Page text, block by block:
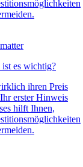
es wichtig?
ihren Preis
erster Hinweis
hilft Ihnen,